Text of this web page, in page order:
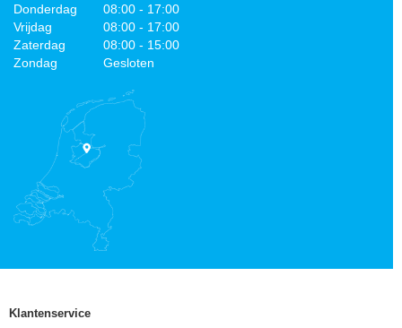
Donderdag
08:00 - 17:00
Vrijdag
08:00 - 17:00
Zaterdag
08:00 - 15:00
Zondag
Gesloten
Klantenservice